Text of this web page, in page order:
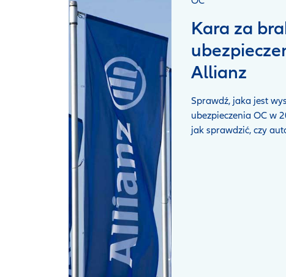
Kara za
Allianz
Sprawdź, jaka jest
ubezpieczenia OC w
jak sprawdzić, czy